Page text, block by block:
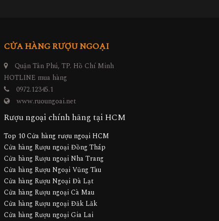
CỬA HÀNG RƯỢU NGOẠI
Quận Tân Phú, TP. Hồ Chí Minh
HOTLINE mua hàng
0972.12345.1
www.ruoungoai.net
Rượu ngoại chính hãng tại HCM
Top 10 Cửa hàng rượu ngoại HCM
Cửa hàng Rượu ngoại Đồng Tháp
Cửa hàng Rượu ngoại Nha Trang
Cửa hàng Rượu Ngoại Vũng Tàu
Cửa hàng Rượu Ngoại Đà Lạt
Cửa hàng Rượu ngoại Cà Mau
Cửa hàng Rượu ngoại Đăk Lăk
Cửa hàng Rượu ngoại Gia Lai